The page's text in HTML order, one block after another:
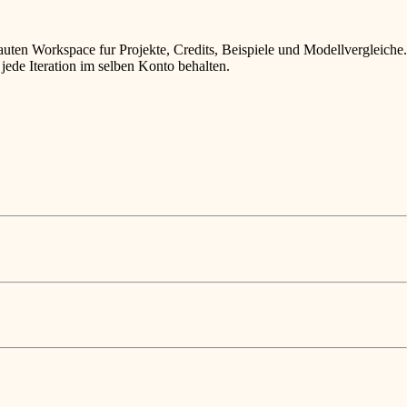
Workspace fur Projekte, Credits, Beispiele und Modellvergleiche.
Iteration im selben Konto behalten.